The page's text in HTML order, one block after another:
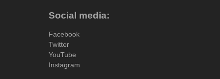
Social media:
Facebook
Twitter
YouTube
Instagram